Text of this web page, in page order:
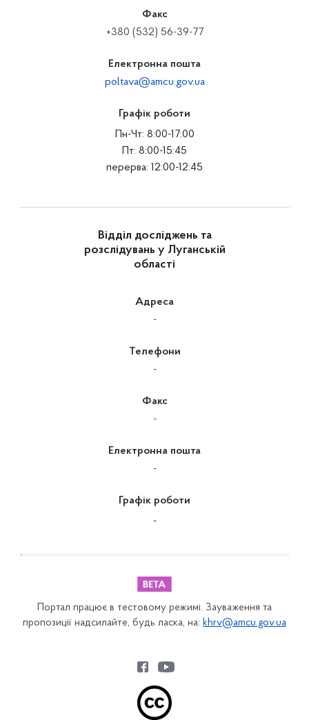
Факс
+380 (532) 56-39-77
Електронна пошта
poltava@amcu.gov.ua
Графік роботи
Пн-Чт: 8:00-17:00
Пт: 8:00-15:45
перерва: 12:00-12:45
Відділ досліджень та
розслідувань у Луганській
області
Адреса
-
Телефони
-
Факс
-
Електронна пошта
-
Графік роботи
-
Портал працює в тестовому режимі. Зауваження та
пропозиції надсилайте, будь ласка, на: khrv@amcu.gov.ua